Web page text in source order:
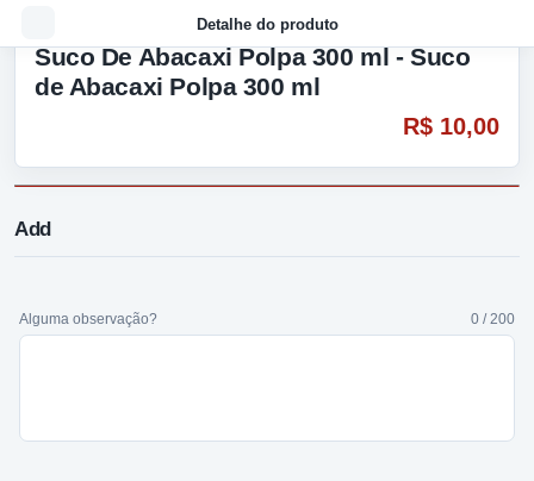
Detalhe do produto
Suco De Abacaxi Polpa 300 ml - Suco
de Abacaxi Polpa 300 ml
R$ 10,00
Add
Alguma observação? 0 / 200